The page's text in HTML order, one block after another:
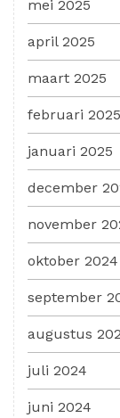
mei 2025
april 2025
maart 2025
februari 2025
januari 2025
december
november
oktober 2024
september
augustus
juli 2024
juni 2024